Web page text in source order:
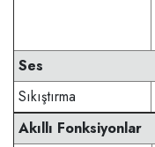
Ses
Sıkıştırma
Akıllı Fonksiyonlar